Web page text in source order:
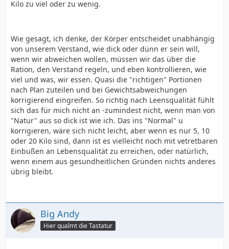
Kilo zu viel oder zu wenig.
Wie gesagt, ich denke, der Körper entscheidet unabhängig
von unserem Verstand, wie dick oder dünn er sein will,
wenn wir abweichen wollen, müssen wir das über die
Ration, den Verstand regeln, und eben kontrollieren, wie
viel und was, wir essen. Quasi die "richtigen" Portionen
nach Plan zuteilen und bei Gewichtsabweichungen
korrigierend eingreifen. So richtig nach Leensqualität fühlt
sich das für mich nicht an -zumindest nicht, wenn man von
"Natur" aus so dick ist wie ich. Das ins "Normal" u
korrigieren, wäre sich nicht leicht, aber wenn es nur 5, 10
oder 20 Kilo sind, dann ist es vielleicht noch mit vetretbaren
Einbußen an Lebensqualität zu erreichen, oder natürlich,
wenn einem aus gesundheitlichen Gründen nichts anderes
übrig bleibt.
Big Andy
Hier qualmt die Tastatur